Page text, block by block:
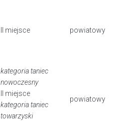
II miejsce powiatowy
kategoria taniec
nowoczesny
II miejsce
kategoria taniec
towarzyski
powiatowy